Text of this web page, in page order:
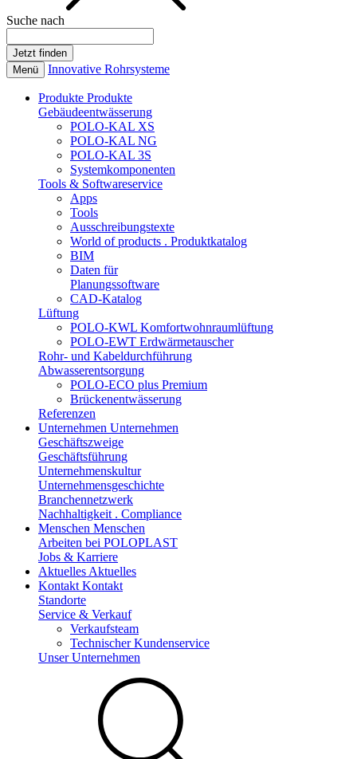
Suche nach
Menü Innovative Rohrsysteme
Produkte Produkte
Gebäudeentwässerung
POLO-KAL XS
POLO-KAL NG
POLO-KAL 3S
Systemkomponenten
Tools & Softwareservice
Apps
Tools
Ausschreibungstexte
World of products . Produktkatalog
BIM
Daten für
Planungssoftware
CAD-Katalog
Lüftung
POLO-KWL Komfortwohnraumlüftung
POLO-EWT Erdwärmetauscher
Rohr- und Kabeldurchführung
Abwasserentsorgung
POLO-ECO plus Premium
Brückenentwässerung
Referenzen
Unternehmen Unternehmen
Geschäftszweige
Geschäftsführung
Unternehmenskultur
Unternehmensgeschichte
Branchennetzwerk
Nachhaltigkeit . Compliance
Menschen Menschen
Arbeiten bei POLOPLAST
Jobs & Karriere
Aktuelles Aktuelles
Kontakt Kontakt
Standorte
Service & Verkauf
Verkaufsteam
Technischer Kundenservice
Unser Unternehmen